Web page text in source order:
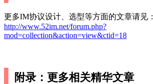
更多IM协议设计、选型等方面的文章请见：
http://www.52im.net/forum.php?
mod=collection&action=view&ctid=18
附录：更多相关精华文章